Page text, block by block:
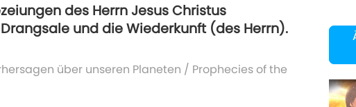
des Herrn Jesus Christus
und die Wiederkunft (des Herrn).
über unseren Planeten / Prophecies of the
18